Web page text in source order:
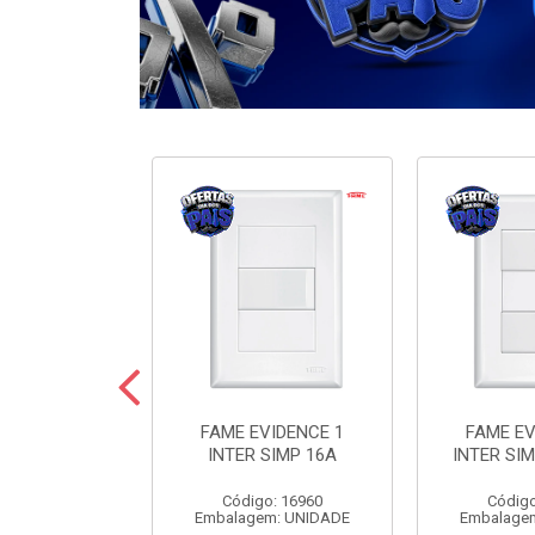
FAME EVIDENCE 1
INTER SIMP 16A
Código: 16960
Embalagem: UNIDADE
FAME
INTER